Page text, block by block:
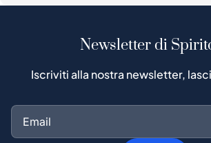
Newsletter di
Iscriviti alla nostra newsletter,